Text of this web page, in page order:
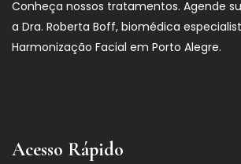
Conheça nossos tratamentos. Agende
a Dra. Roberta Boff, biomédica
Harmonização Facial em Porto Alegre.
Acesso Rápido